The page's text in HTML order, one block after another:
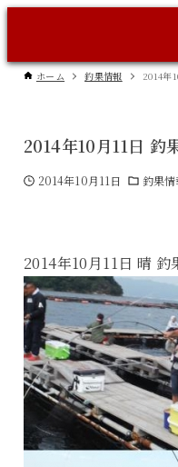
ホーム 釣果情報 2014年
2014年10月11日 釣
2014年10月11日 釣果情
2014年10月11日 晴 釣